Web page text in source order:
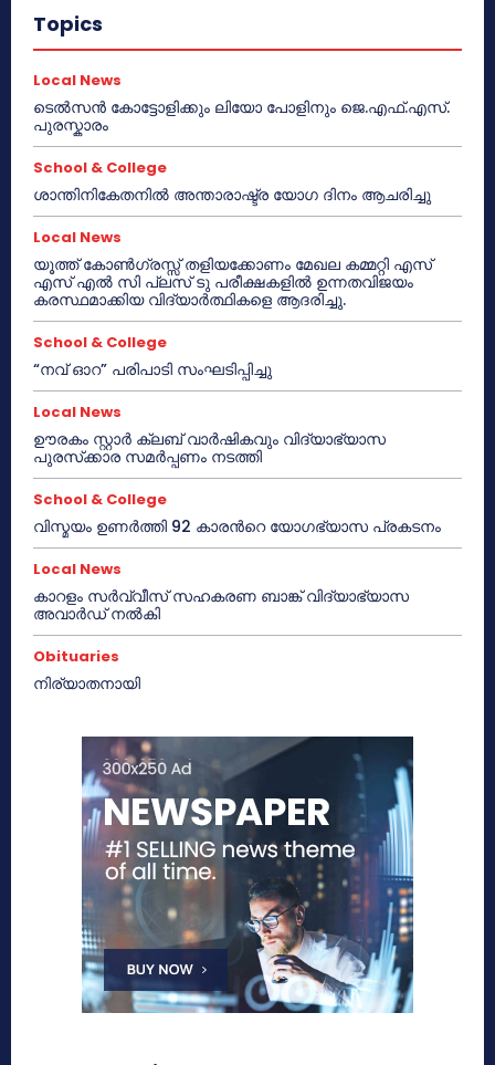
Topics
Local News
ടെൽസൻ കോട്ടോളിക്കും ലിയോ പോളിനും ജെ.എഫ്.എസ്.
പുരസ്കാരം
School & College
ശാന്തിനികേതനിൽ അന്താരാഷ്ട്ര യോഗ ദിനം ആചരിച്ചു
Local News
യൂത്ത് കോൺഗ്രസ്സ് തളിയക്കോണം മേഖല കമ്മറ്റി എസ്
എസ് എൽ സി പ്ലസ് ടു പരീക്ഷകളിൽ ഉന്നതവിജയം
കരസ്ഥമാക്കിയ വിദ്യാർത്ഥികളെ ആദരിച്ചു.
School & College
“നവ് ഓറ” പരിപാടി സംഘടിപ്പിച്ചു
Local News
ഊരകം സ്റ്റാർ ക്ലബ് വാർഷികവും വിദ്യാഭ്യാസ
പുരസ്‌ക്കാര സമർപ്പണം നടത്തി
School & College
വിസ്മയം ഉണർത്തി 92 കാരൻറെ യോഗഭ്യാസ പ്രകടനം
Local News
കാറളം സർവ്വീസ് സഹകരണ ബാങ്ക് വിദ്യാഭ്യാസ
അവാർഡ് നൽകി
Obituaries
നിര്യാതനായി